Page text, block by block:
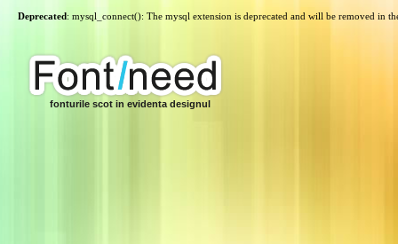
Deprecated: mysql_connect(): The mysql extension is deprecated and will be removed in
fonturile scot in evidenta designul